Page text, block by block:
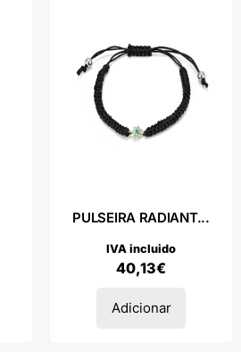
PULSEIRA RADIANT...
40,13€
IVA incluido
Adicionar